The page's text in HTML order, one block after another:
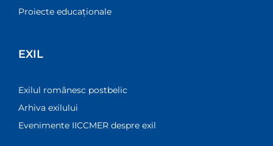
Proiecte educaționale
EXIL
Exilul românesc postbelic
Arhiva exilului
Evenimente IICCMER despre exil